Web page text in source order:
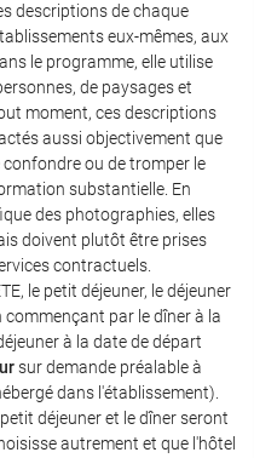
descriptions de chaque
eux-mêmes, aux
le programme, elle utilise
de paysages et
moment, ces descriptions
aussi objectivement que
ou de tromper le
substantielle. En
des photographies, elles
doivent plutôt être prises
contractuels.
le petit déjeuner, le déjeuner
par le dîner à la
à la date de départ
sur demande préalable à
dans l'établissement).
déjeuner et le dîner seront
autrement et que l'hôtel